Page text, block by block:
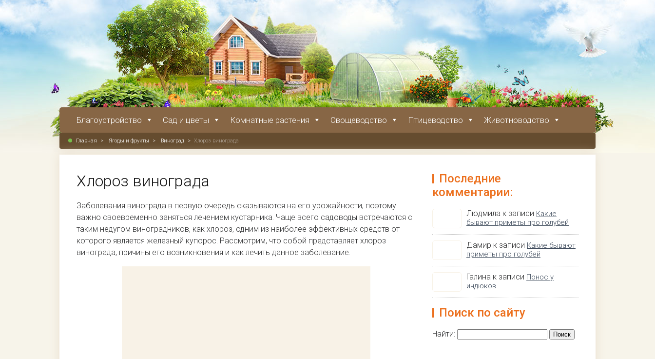
Благоустройство Сад и цветы Комнатные растения Овощеводство Птицеводство Животноводство
Главная > Ягоды и фрукты > Виноград > Хлороз винограда
Хлороз винограда
Заболевания винограда в первую очередь сказываются на его урожайности, поэтому
важно своевременно заняться лечением кустарника. Чаще всего садоводы встречаются с
таким недугом виноградников, как хлороз, одним из наиболее эффективных средств от
которого является железный купорос. Рассмотрим, что собой представляет хлороз
винограда, причины его возникновения и как лечить данное заболевание.
Последние
комментарии:
Людмила к записи Какие
бывают приметы про голубей
Дамир к записи Какие бывают
приметы про голубей
Галина к записи Понос у
индюков
Поиск по сайту
Найти: